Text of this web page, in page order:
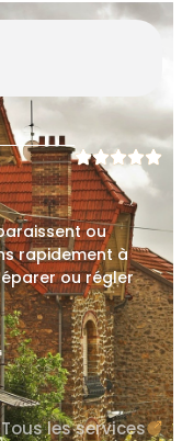
ou
rapidement à
ou régler
Tous les services